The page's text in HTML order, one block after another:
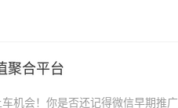
聚合平台
机会！你是否还记得微信早期推广